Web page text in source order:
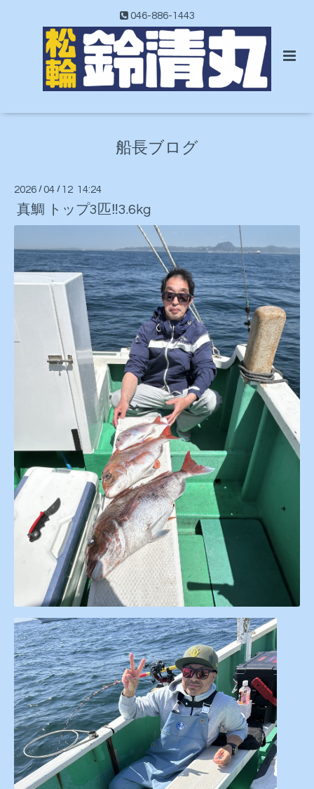
046-886-1443
船長ブログ
2026 / 04 / 12 14:24
真鯛 トップ3匹‼️3.6kg